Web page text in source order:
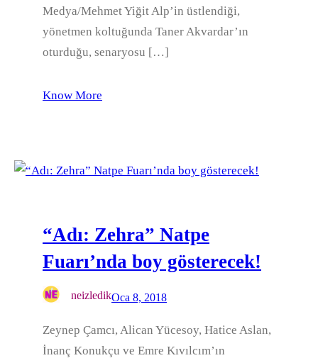
Medya/Mehmet Yiğit Alp’in üstlendiği,
yönetmen koltuğunda Taner Akvardar’ın
oturduğu, senaryosu […]
Know More
“Adı: Zehra” Natpe
Fuarı’nda boy gösterecek!
neizledikOca 8, 2018
Zeynep Çamcı, Alican Yücesoy, Hatice Aslan,
İnanç Konukçu ve Emre Kıvılcım’ın